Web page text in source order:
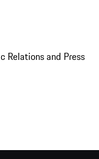
Relations and Press